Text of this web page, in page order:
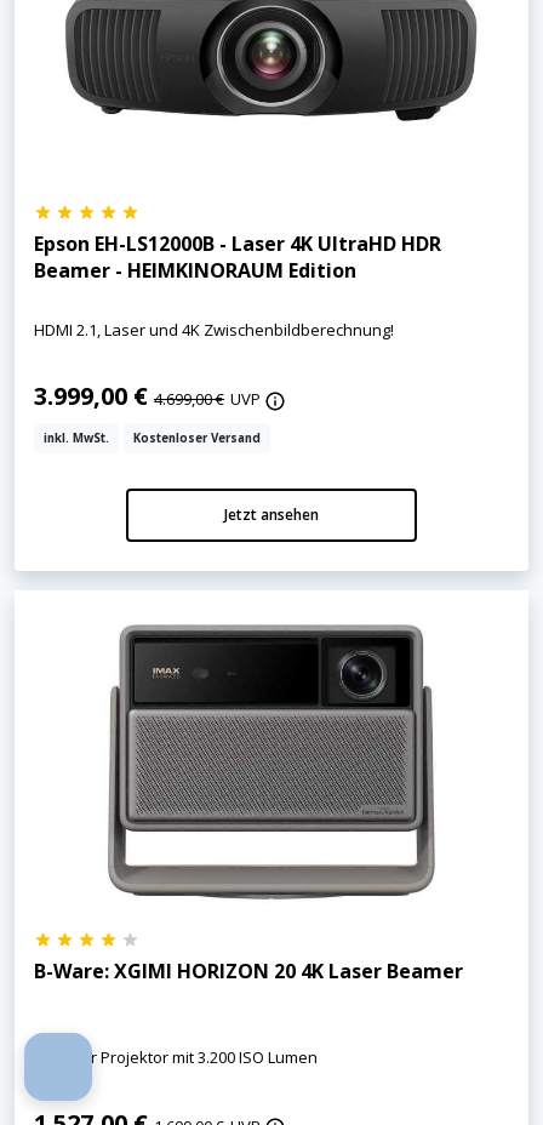
Epson EH-LS12000B - Laser 4K UltraHD HDR
Beamer - HEIMKINORAUM Edition
HDMI 2.1, Laser und 4K Zwischenbildberechnung!
3.999,00 € 4.699,00 € UVP
inkl. MwSt. Kostenloser Versand
Jetzt ansehen
B-Ware: XGIMI HORIZON 20 4K Laser Beamer
4K Laser Projektor mit 3.200 ISO Lumen